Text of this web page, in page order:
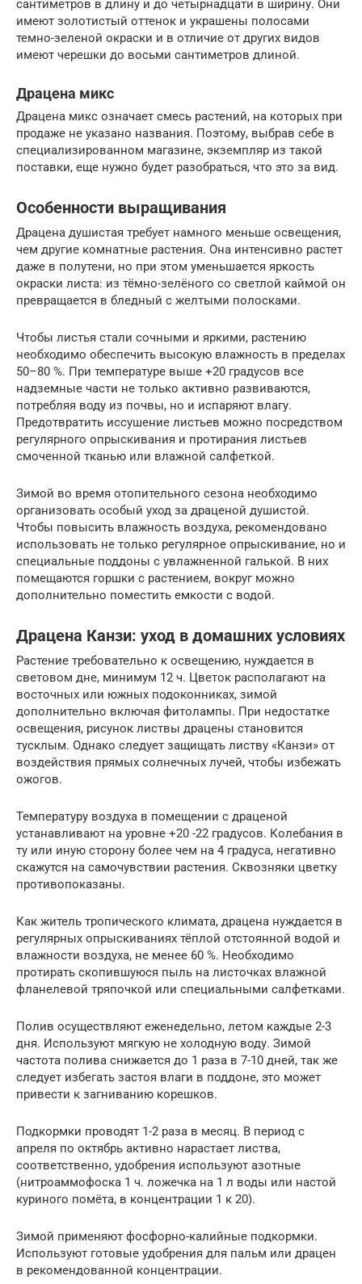
сантиметров в длину и до четырнадцати в ширину. Они
имеют золотистый оттенок и украшены полосами
темно-зеленой окраски и в отличие от других видов
имеют черешки до восьми сантиметров длиной.
Драцена микс
Драцена микс означает смесь растений, на которых при
продаже не указано названия. Поэтому, выбрав себе в
специализированном магазине, экземпляр из такой
поставки, еще нужно будет разобраться, что это за вид.
Особенности выращивания
Драцена душистая требует намного меньше освещения,
чем другие комнатные растения. Она интенсивно растет
даже в полутени, но при этом уменьшается яркость
окраски листа: из тёмно-зелёного со светлой каймой он
превращается в бледный с желтыми полосками.
Чтобы листья стали сочными и яркими, растению
необходимо обеспечить высокую влажность в пределах
50–80 %. При температуре выше +20 градусов все
надземные части не только активно развиваются,
потребляя воду из почвы, но и испаряют влагу.
Предотвратить иссушение листьев можно посредством
регулярного опрыскивания и протирания листьев
смоченной тканью или влажной салфеткой.
Зимой во время отопительного сезона необходимо
организовать особый уход за драценой душистой.
Чтобы повысить влажность воздуха, рекомендовано
использовать не только регулярное опрыскивание, но и
специальные поддоны с увлажненной галькой. В них
помещаются горшки с растением, вокруг можно
дополнительно поместить емкости с водой.
Драцена Канзи: уход в домашних условиях
Растение требовательно к освещению, нуждается в
световом дне, минимум 12 ч. Цветок располагают на
восточных или южных подоконниках, зимой
дополнительно включая фитолампы. При недостатке
освещения, рисунок листвы драцены становится
тусклым. Однако следует защищать листву «Канзи» от
воздействия прямых солнечных лучей, чтобы избежать
ожогов.
Температуру воздуха в помещении с драценой
устанавливают на уровне +20 -22 градусов. Колебания в
ту или иную сторону более чем на 4 градуса, негативно
скажутся на самочувствии растения. Сквозняки цветку
противопоказаны.
Как житель тропического климата, драцена нуждается в
регулярных опрыскиваниях тёплой отстоянной водой и
влажности воздуха, не менее 60 %. Необходимо
протирать скопившуюся пыль на листочках влажной
фланелевой тряпочкой или специальными салфетками.
Полив осуществляют еженедельно, летом каждые 2-3
дня. Используют мягкую не холодную воду. Зимой
частота полива снижается до 1 раза в 7-10 дней, так же
следует избегать застоя влаги в поддоне, это может
привести к загниванию корешков.
Подкормки проводят 1-2 раза в месяц. В период с
апреля по октябрь активно нарастает листва,
соответственно, удобрения используют азотные
(нитроаммофоска 1 ч. ложечка на 1 л воды или настой
куриного помёта, в концентрации 1 к 20).
Зимой применяют фосфорно-калийные подкормки.
Используют готовые удобрения для пальм или драцен
в рекомендованной концентрации.